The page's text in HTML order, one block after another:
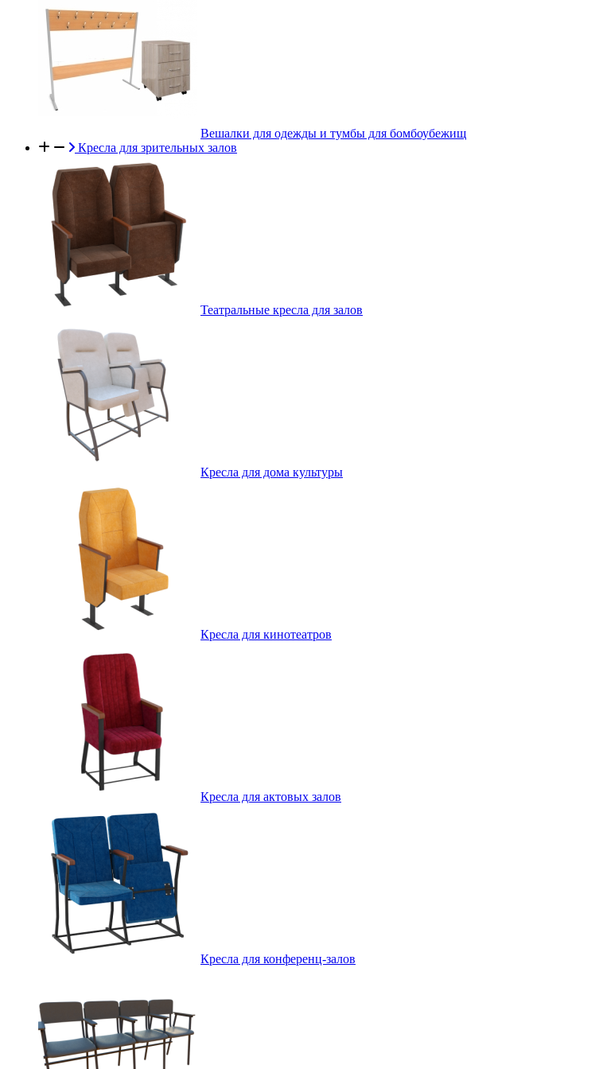
Вешалки для одежды и тумбы для бомбоубежищ
Кресла для зрительных залов
Театральные кресла для залов
Кресла для дома культуры
Кресла для кинотеатров
Кресла для актовых залов
Кресла для конференц-залов